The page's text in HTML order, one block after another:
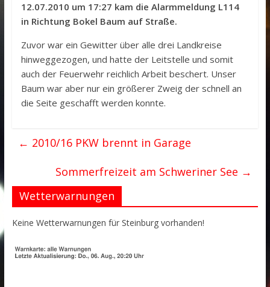
12.07.2010 um 17:27 kam die Alarmmeldung L114
in Richtung Bokel Baum auf Straße.
Zuvor war ein Gewitter über alle drei Landkreise
hinweggezogen, und hatte der Leitstelle und somit
auch der Feuerwehr reichlich Arbeit beschert. Unser
Baum war aber nur ein größerer Zweig der schnell an
die Seite geschafft werden konnte.
← 2010/16 PKW brennt in Garage
Sommerfreizeit am Schweriner See →
Wetterwarnungen
Keine Wetterwarnungen für Steinburg vorhanden!